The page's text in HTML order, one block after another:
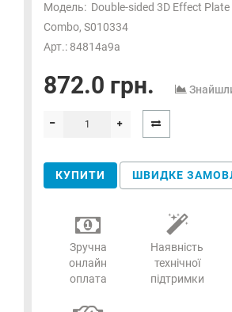
Модель: Double-sided 3D Effect Plate
Combo, S010334
Арт.: 84814a9a
872.0 грн.
КУПИТИ ШВИДКЕ
Зручна
онлайн
оплата
Наявність
технічної
підтримки